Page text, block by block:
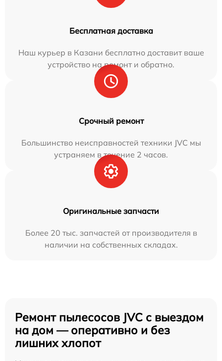
Бесплатная доставка
Наш курьер в Казани бесплатно доставит ваше
устройство на ремонт и обратно.
Срочный ремонт
Большинство неисправностей техники JVC мы
устраняем в течение 2 часов.
Оригинальные запчасти
Более 20 тыс. запчастей от производителя в
наличии на собственных складах.
Ремонт пылесосов JVC с выездом
на дом — оперативно и без
лишних хлопот